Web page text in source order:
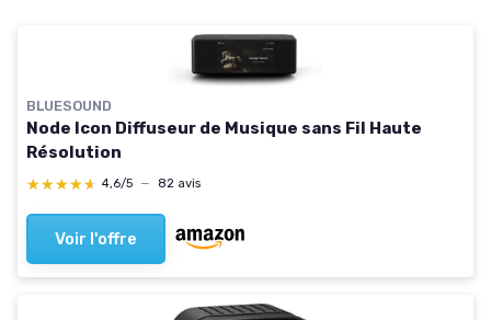
BLUESOUND
Node Icon Diffuseur de Musique sans Fil Haute
Résolution
★★★★★
★★★★★ 4,6/5 — 82 avis
Voir l'offre